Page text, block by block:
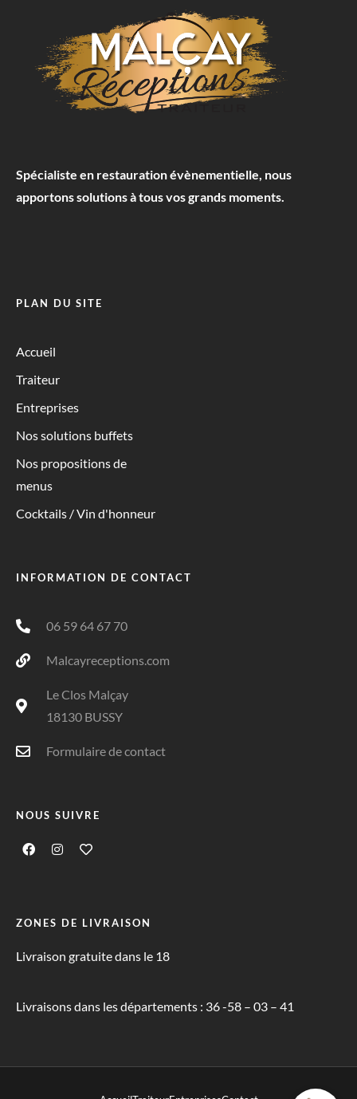
Spécialiste en restauration évènementielle, nous
apportons solutions à tous vos grands moments.
PLAN DU SITE
Accueil
Traiteur
Entreprises
Nos solutions buffets
Nos propositions de
menus
Cocktails / Vin d'honneur
INFORMATION DE CONTACT
06 59 64 67 70
Malcayreceptions.com
Le Clos Malçay
18130 BUSSY
Formulaire de contact
NOUS SUIVRE
ZONES DE LIVRAISON
Livraison gratuite dans le 18
Livraisons dans les départements : 36 -58 – 03 – 41